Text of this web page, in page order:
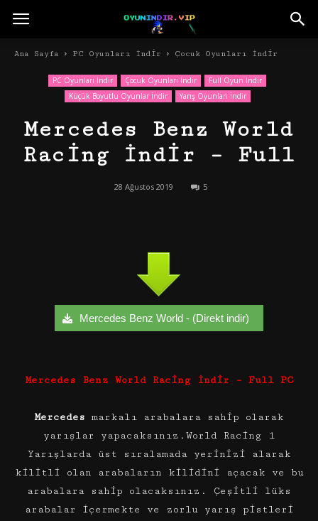
Ana Sayfa PC Oyunları İndir Çocuk Oyunları İndir
PC Oyunları İndir Çocuk Oyunları İndir
Full Oyun İndir
Küçük Boyutlu Oyunlar İndir
Yarış Oyunları İndir
Mercedes Benz World
Racing İndir – Full
28 Ağustos 2019 5
Mercedes Benz World - (Direkt indir)
Mercedes Benz World Racing İndir – Full PC
Mercedes markalı arabalara sahip olarak
yarışlar yapacaksınız.World Racing 1
Yarışlarda üst sıralamada yerinizi alarak
kilitli olan arabaların kilidini açacak ve bu
arabalara sahip olacaksınız. Çeşitli lüks
arabalar içermekte ve zorlu yarış pistleri